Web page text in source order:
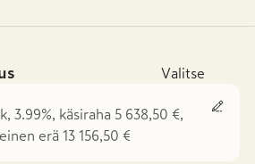
Valitse
3.99%, käsiraha 5 638,50 €,
erä 13 156,50 €